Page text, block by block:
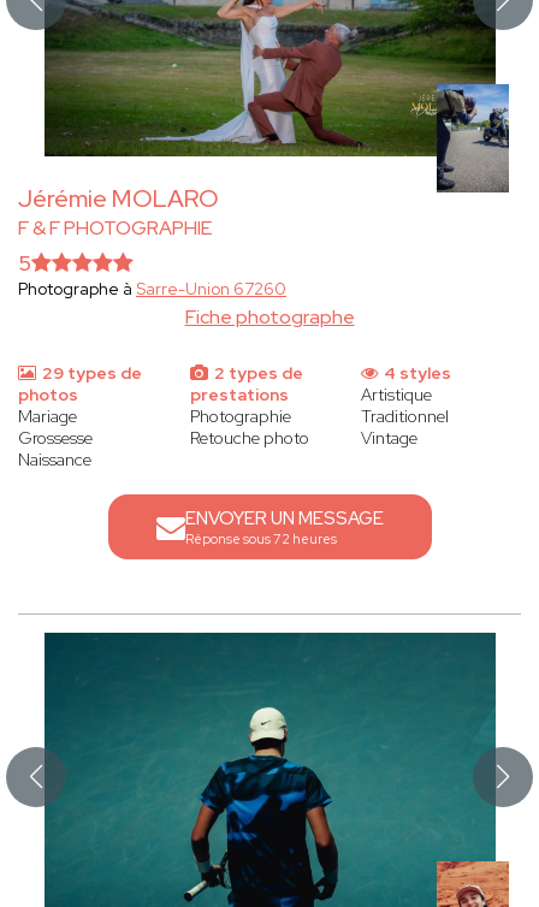
Jérémie MOLARO
F & F PHOTOGRAPHIE
Fiche photographe
5
Photographe à Sarre-Union 67260
29 types de
photos
Mariage
Grossesse
Naissance
2 types de
prestations
Photographie
Retouche photo
4 styles
Artistique
Traditionnel
Vintage
ENVOYER UN MESSAGE
Réponse sous 72 heures